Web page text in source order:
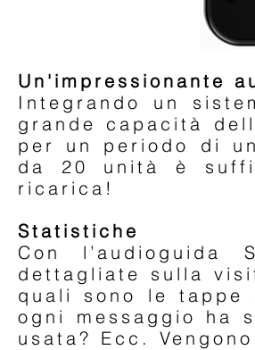
Un'impressionante
Integrando un
grande capacità
per un periodo di
da 20 unità è
ricarica!
Statistiche
Con l’audioguida
dettagliate sulla
quali sono le tappe
ogni messaggio ha
usata? Ecc.